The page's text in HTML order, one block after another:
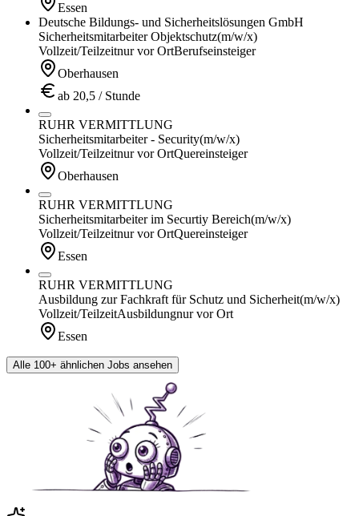
Essen
Deutsche Bildungs- und Sicherheitslösungen GmbH
Sicherheitsmitarbeiter Objektschutz(m/w/x)
Vollzeit/Teilzeitnur vor OrtBerufseinsteiger
Oberhausen
ab 20,5 / Stunde
RUHR VERMITTLUNG
Sicherheitsmitarbeiter - Security(m/w/x)
Vollzeit/Teilzeitnur vor OrtQuereinsteiger
Oberhausen
RUHR VERMITTLUNG
Sicherheitsmitarbeiter im Securtiy Bereich(m/w/x)
Vollzeit/Teilzeitnur vor OrtQuereinsteiger
Essen
RUHR VERMITTLUNG
Ausbildung zur Fachkraft für Schutz und Sicherheit(m/w/x)
Vollzeit/TeilzeitAusbildungnur vor Ort
Essen
Alle 100+ ähnlichen Jobs ansehen